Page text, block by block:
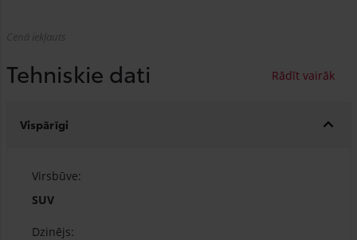
Cenā iekļauts
Tehniskie dati
Vispārīgi
Virsbūve:
SUV
Dzinējs: